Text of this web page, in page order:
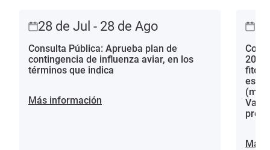
28 de Jul - 28 de Ago
Consulta Pública: Aprueba plan de
contingencia de influenza aviar, en los
términos que indica
Más información
2013
Más